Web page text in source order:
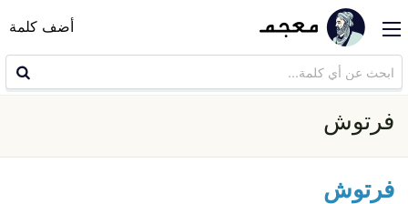
أضف كلمة
فرتوش
فرتوش